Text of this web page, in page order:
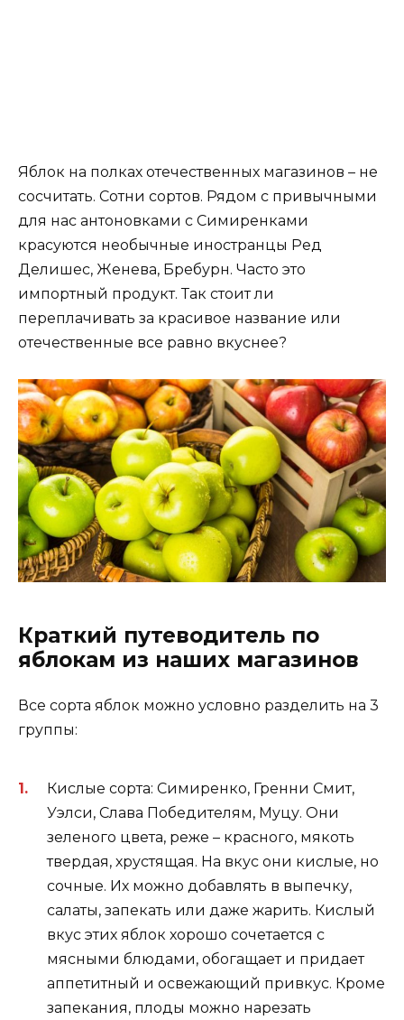
Яблок на полках отечественных магазинов – не
сосчитать. Сотни сортов. Рядом с привычными
для нас антоновками с Симиренками
красуются необычные иностранцы Ред
Делишес, Женева, Бребурн. Часто это
импортный продукт. Так стоит ли
переплачивать за красивое название или
отечественные все равно вкуснее?
Краткий путеводитель по
яблокам из наших магазинов
Все сорта яблок можно условно разделить на 3
группы:
Кислые сорта: Симиренко, Гренни Смит,
Уэлси, Слава Победителям, Муцу. Они
зеленого цвета, реже – красного, мякоть
твердая, хрустящая. На вкус они кислые, но
сочные. Их можно добавлять в выпечку,
салаты, запекать или даже жарить. Кислый
вкус этих яблок хорошо сочетается с
мясными блюдами, обогащает и придает
аппетитный и освежающий привкус. Кроме
запекания, плоды можно нарезать